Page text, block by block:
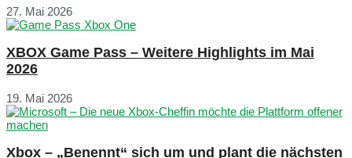
27. Mai 2026
XBOX Game Pass – Weitere Highlights im Mai
2026
19. Mai 2026
Xbox – „Benennt“ sich um und plant die nächsten